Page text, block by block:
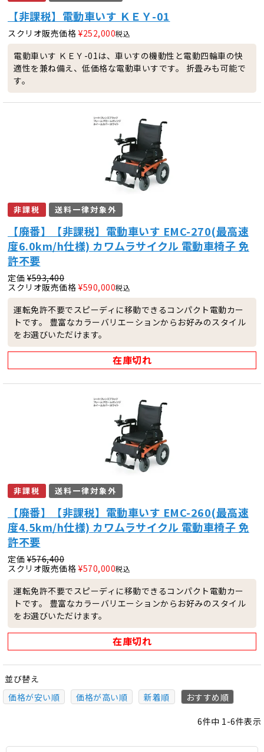
【非課税】電動車いす ＫＥＹ-01
スクリオ販売価格 ¥252,000税込
電動車いす ＫＥＹ-01は、車いすの機動性と電動四輪車の快
適性を兼ね備え、低価格な電動車いすです。 折畳みも可能で
す。
非課税 送料一律対象外
【廃番】【非課税】電動車いす EMC-270(最高速
度6.0km/h仕様) カワムラサイクル 電動車椅子 免
許不要
定価 ¥593,400
スクリオ販売価格 ¥590,000税込
運転免許不要でスピーディに移動できるコンパクト電動カー
トです。 豊富なカラーバリエーションからお好みのスタイル
をお選びいただけます。
在庫切れ
非課税 送料一律対象外
【廃番】【非課税】電動車いす EMC-260(最高速
度4.5km/h仕様) カワムラサイクル 電動車椅子 免
許不要
定価 ¥576,400
スクリオ販売価格 ¥570,000税込
運転免許不要でスピーディに移動できるコンパクト電動カー
トです。 豊富なカラーバリエーションからお好みのスタイル
をお選びいただけます。
在庫切れ
並び替え
価格が安い順
価格が高い順 新着順 おすすめ順
6件中 1-6件表示